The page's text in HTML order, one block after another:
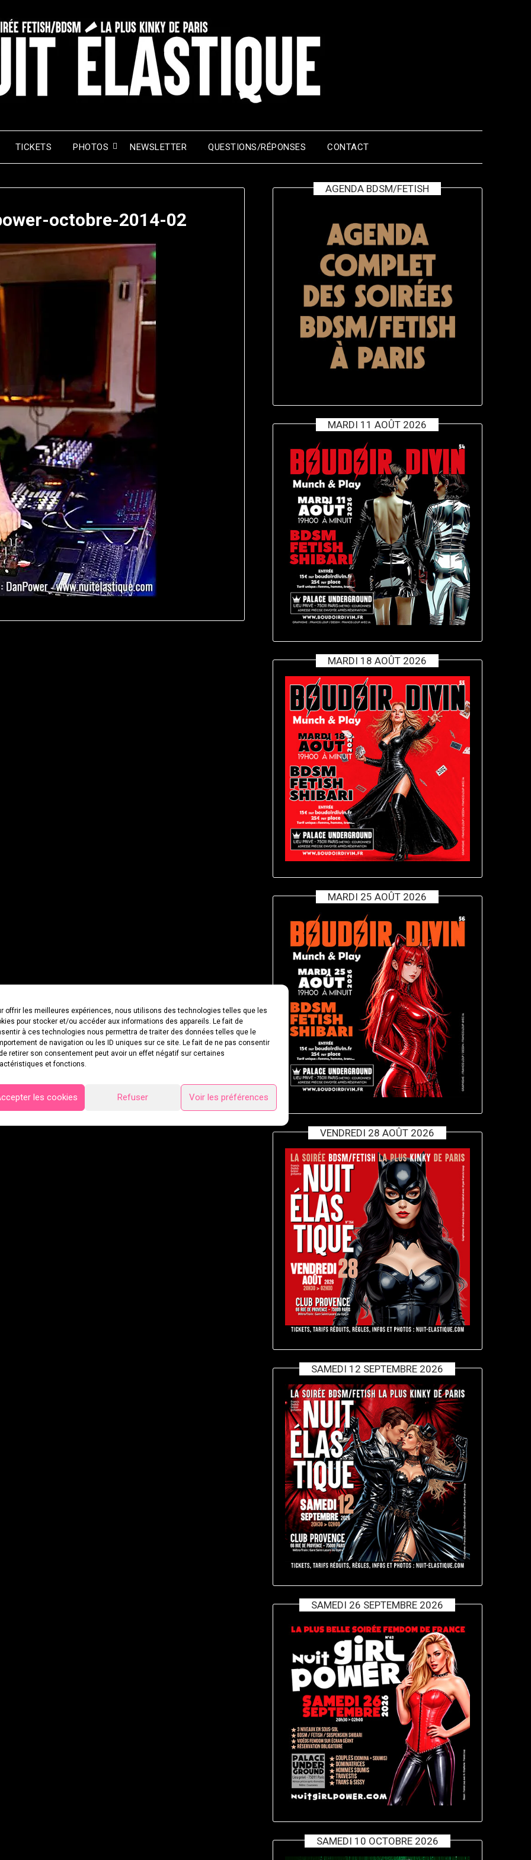
offrir les meilleures expériences, nous utilisons des technologies telles que les
pour stocker et/ou accéder aux informations des appareils. Le fait de
à ces technologies nous permettra de traiter des données telles que le
de navigation ou les ID uniques sur ce site. Le fait de ne pas consentir
retirer son consentement peut avoir un effet négatif sur certaines
et fonctions.
les cookies Refuser Voir les préférences
TICKETS PHOTOS NEWSLETTER QUESTIONS/RÉPONSES CONTACT
octobre-2014-02
AGENDA BDSM/FETISH
MARDI 11 AOÛT 2026
MARDI 18 AOÛT 2026
MARDI 25 AOÛT 2026
VENDREDI 28 AOÛT 2026
SAMEDI 12 SEPTEMBRE 2026
SAMEDI 26 SEPTEMBRE 2026
SAMEDI 10 OCTOBRE 2026